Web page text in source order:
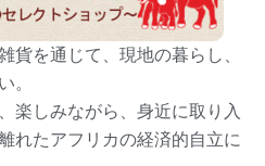
貨を通じて、現地の暮らし、
。
楽しみながら、身近に取り入
れたアフリカの経済的自立に